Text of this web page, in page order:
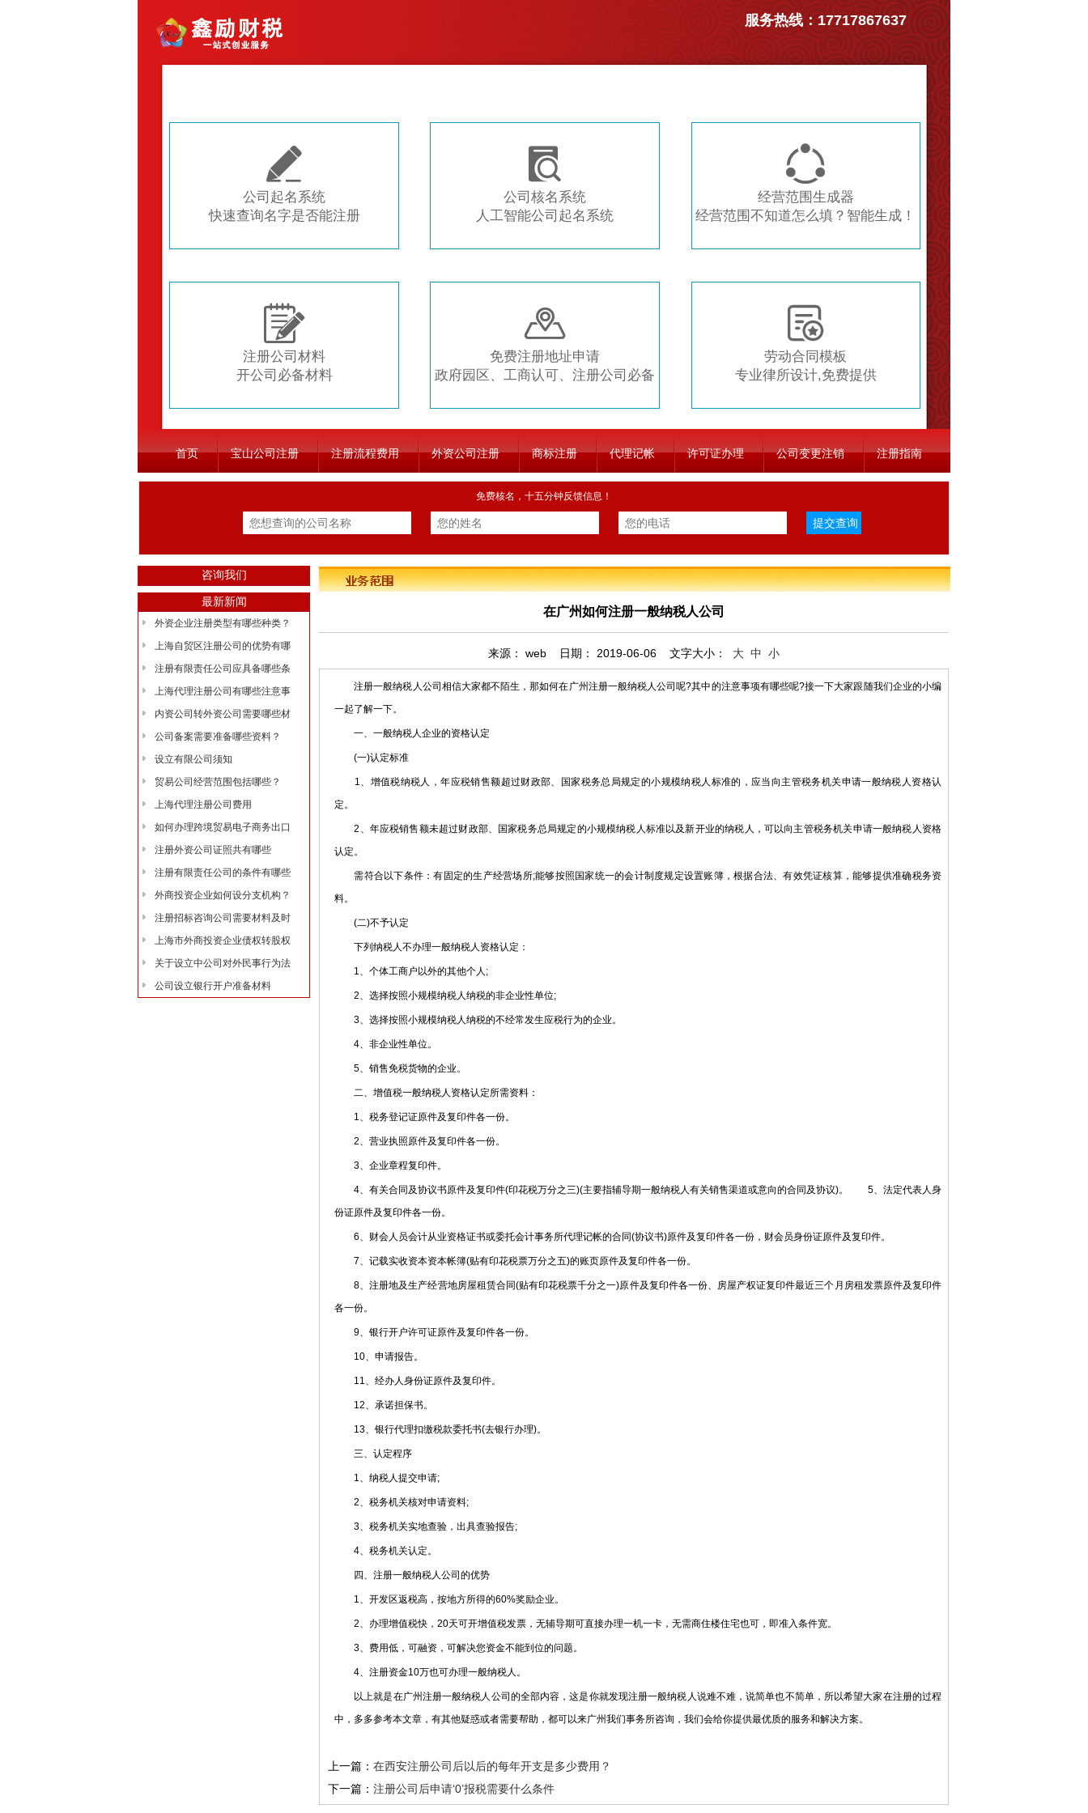

公司起名系统
快速查询名字是否能注册

公司核名系统
人工智能公司起名系统

经营范围生成器
经营范围不知道怎么填？智能生成！

注册公司材料
开公司必备材料

免费注册地址申请
政府园区、工商认可、注册公司必备

劳动合同模板
专业律所设计,免费提供
服务热线：17717867637
首页 宝山公司注册 注册流程费用 外资公司注册 商标注册 代理记帐 许可证办理 公司变更注销 注册指南
免费核名，十五分钟反馈信息！
咨询我们
最新新闻
外资企业注册类型有哪些种类？
上海自贸区注册公司的优势有哪
注册有限责任公司应具备哪些条
上海代理注册公司有哪些注意事
内资公司转外资公司需要哪些材
公司备案需要准备哪些资料？
设立有限公司须知
贸易公司经营范围包括哪些？
上海代理注册公司费用
如何办理跨境贸易电子商务出口
注册外资公司证照共有哪些
注册有限责任公司的条件有哪些
外商投资企业如何设分支机构？
注册招标咨询公司需要材料及时
上海市外商投资企业债权转股权
关于设立中公司对外民事行为法
公司设立银行开户准备材料
在广州如何注册一般纳税人公司
来源： web 日期： 2019-06-06 文字大小： 大 中 小
注册一般纳税人公司相信大家都不陌生，那如何在广州注册一般纳税人公司呢?其中的注意事项有哪些呢?接一下大家跟随我们企业的小编
一起了解一下。
一、一般纳税人企业的资格认定
(一)认定标准
1、增值税纳税人，年应税销售额超过财政部、国家税务总局规定的小规模纳税人标准的，应当向主管税务机关申请一般纳税人资格认
定。
2、年应税销售额未超过财政部、国家税务总局规定的小规模纳税人标准以及新开业的纳税人，可以向主管税务机关申请一般纳税人资格
认定。
需符合以下条件：有固定的生产经营场所;能够按照国家统一的会计制度规定设置账簿，根据合法、有效凭证核算，能够提供准确税务资
料。
(二)不予认定
下列纳税人不办理一般纳税人资格认定：
1、个体工商户以外的其他个人;
2、选择按照小规模纳税人纳税的非企业性单位;
3、选择按照小规模纳税人纳税的不经常发生应税行为的企业。
4、非企业性单位。
5、销售免税货物的企业。
二、增值税一般纳税人资格认定所需资料：
1、税务登记证原件及复印件各一份。
2、营业执照原件及复印件各一份。
3、企业章程复印件。
4、有关合同及协议书原件及复印件(印花税万分之三)(主要指辅导期一般纳税人有关销售渠道或意向的合同及协议)。 5、法定代表人身
份证原件及复印件各一份。
6、财会人员会计从业资格证书或委托会计事务所代理记帐的合同(协议书)原件及复印件各一份，财会员身份证原件及复印件。
7、记载实收资本资本帐簿(贴有印花税票万分之五)的账页原件及复印件各一份。
8、注册地及生产经营地房屋租赁合同(贴有印花税票千分之一)原件及复印件各一份、房屋产权证复印件最近三个月房租发票原件及复印件
各一份。
9、银行开户许可证原件及复印件各一份。
10、申请报告。
11、经办人身份证原件及复印件。
12、承诺担保书。
13、银行代理扣缴税款委托书(去银行办理)。
三、认定程序
1、纳税人提交申请;
2、税务机关核对申请资料;
3、税务机关实地查验，出具查验报告;
4、税务机关认定。
四、注册一般纳税人公司的优势
1、开发区返税高，按地方所得的60%奖励企业。
2、办理增值税快，20天可开增值税发票，无辅导期可直接办理一机一卡，无需商住楼住宅也可，即准入条件宽。
3、费用低，可融资，可解决您资金不能到位的问题。
4、注册资金10万也可办理一般纳税人。
以上就是在广州注册一般纳税人公司的全部内容，这是你就发现注册一般纳税人说难不难，说简单也不简单，所以希望大家在注册的过程
中，多多参考本文章，有其他疑惑或者需要帮助，都可以来广州我们事务所咨询，我们会给你提供最优质的服务和解决方案。
上一篇： 在西安注册公司后以后的每年开支是多少费用？
下一篇： 注册公司后申请‘0’报税需要什么条件